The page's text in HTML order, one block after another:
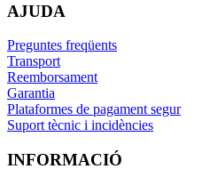
AJUDA
Preguntes freqüents
Transport
Reemborsament
Garantia
Plataformes de pagament segur
Suport tècnic i incidències
INFORMACIÓ